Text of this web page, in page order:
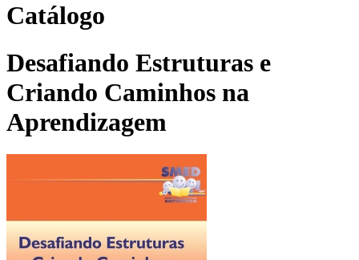
Catálogo
Desafiando Estruturas e
Criando Caminhos na
Aprendizagem